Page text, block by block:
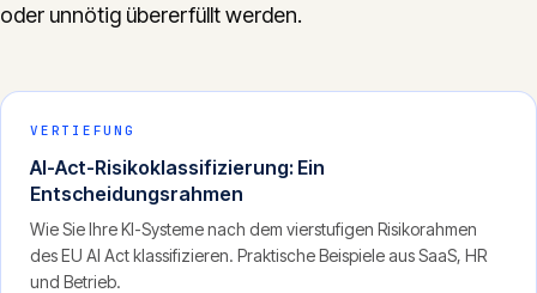
oder unnötig übererfüllt werden.
VERTIEFUNG
AI-Act-Risikoklassifizierung: Ein
Entscheidungsrahmen
Wie Sie Ihre KI-Systeme nach dem vierstufigen Risikorahmen
des EU AI Act klassifizieren. Praktische Beispiele aus SaaS, HR
und Betrieb.